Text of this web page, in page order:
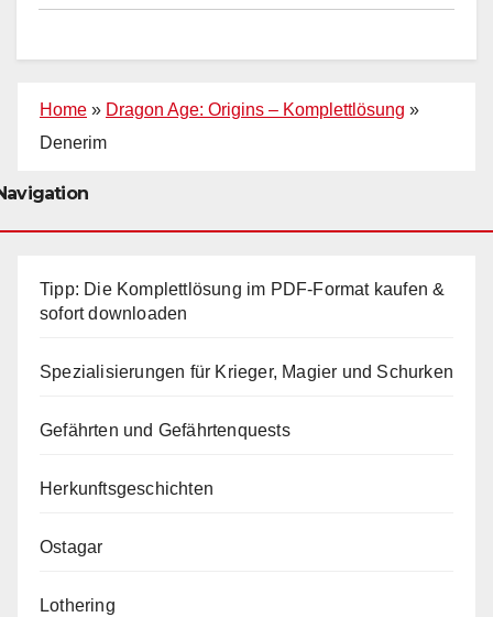
Home » Dragon Age: Origins – Komplettlösung »
Denerim
Tipp: Die Komplettlösung im PDF-Format kaufen &
sofort downloaden
Spezialisierungen für Krieger, Magier und Schurken
Gefährten und Gefährtenquests
Herkunftsgeschichten
Ostagar
Lothering